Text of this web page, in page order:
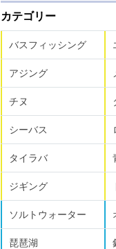
カテゴリー
バスフィッシング
アジング
チヌ
シーバス
タイラバ
ジギング
ソルトウォーター
琵琶湖